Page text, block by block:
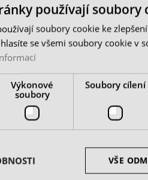
pr. 8 do
Stopková
kleštiny na hliník
2 325 Kč
používají soubory
soubory cookie ke
se všemi soubory cookie v
Výkonové
soubory
Soubory cílení
VŠE